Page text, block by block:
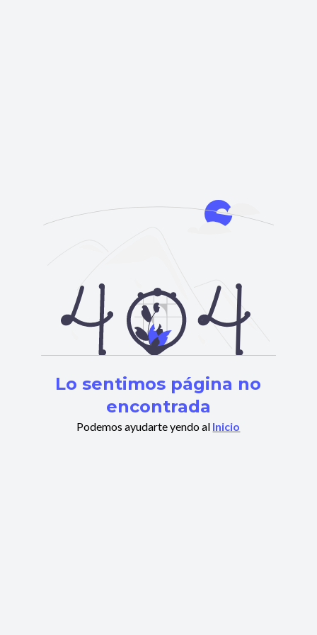
Lo sentimos página no
encontrada
Podemos ayudarte yendo al Inicio